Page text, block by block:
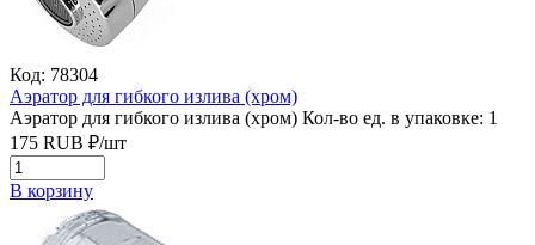
Код: 78304
Аэратор для гибкого излива (хром)
Аэратор для гибкого излива (хром) Кол-во ед. в упаковке: 1
175 RUB ₽/шт
В корзину